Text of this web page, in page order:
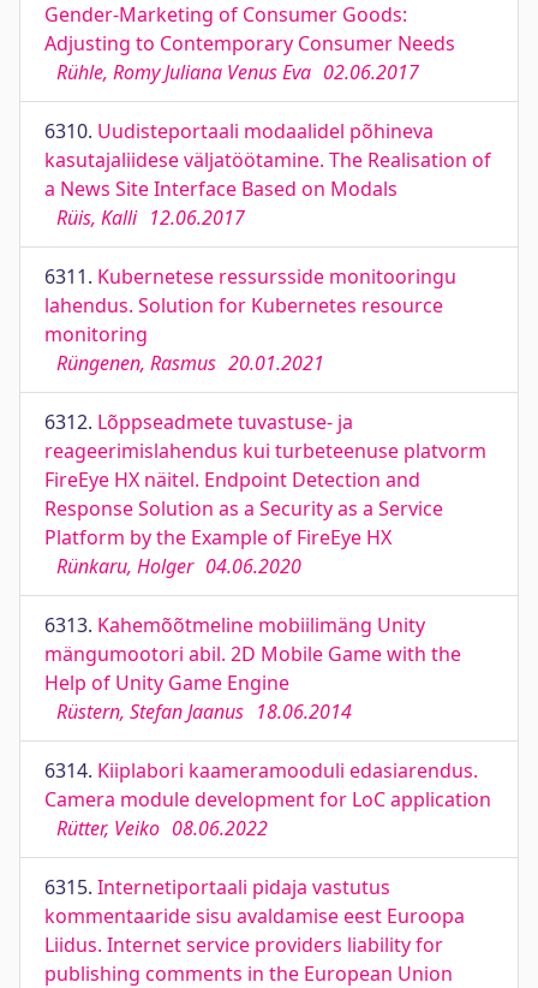
Gender-Marketing of Consumer Goods:
Adjusting to Contemporary Consumer Needs
Rühle, Romy Juliana Venus Eva 02.06.2017
6310. Uudisteportaali modaalidel põhineva
kasutajaliidese väljatöötamine. The Realisation of
a News Site Interface Based on Modals
Rüis, Kalli 12.06.2017
6311. Kubernetese ressursside monitooringu
lahendus. Solution for Kubernetes resource
monitoring
Rüngenen, Rasmus 20.01.2021
6312. Lõppseadmete tuvastuse- ja
reageerimislahendus kui turbeteenuse platvorm
FireEye HX näitel. Endpoint Detection and
Response Solution as a Security as a Service
Platform by the Example of FireEye HX
Rünkaru, Holger 04.06.2020
6313. Kahemõõtmeline mobiilimäng Unity
mängumootori abil. 2D Mobile Game with the
Help of Unity Game Engine
Rüstern, Stefan Jaanus 18.06.2014
6314. Kiiplabori kaameramooduli edasiarendus.
Camera module development for LoC application
Rütter, Veiko 08.06.2022
6315. Internetiportaali pidaja vastutus
kommentaaride sisu avaldamise eest Euroopa
Liidus. Internet service providers liability for
publishing comments in the European Union